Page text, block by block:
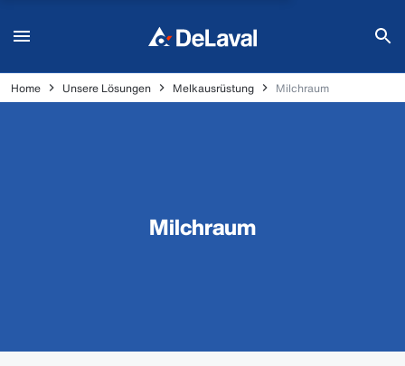
Home Unsere Lösungen Melkausrüstung Milchraum
Milchraum